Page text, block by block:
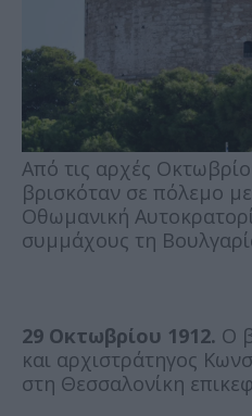
Από τις αρχές
βρισκόταν σε πόλεμο
Οθωμανική
συμμάχους τη
29 Οκτωβρίου 1912. Ο
και αρχιστράτηγος
στη Θεσσαλονίκη